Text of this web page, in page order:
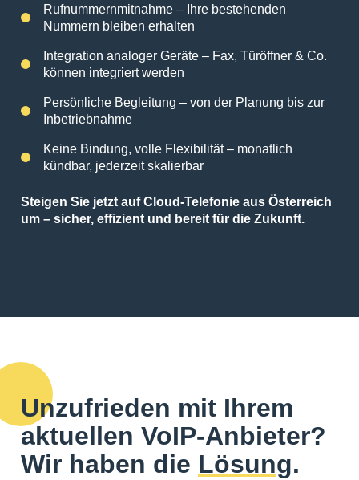
Rufnummernmitnahme – Ihre bestehenden
Nummern bleiben erhalten
Integration analoger Geräte – Fax, Türöffner & Co.
können integriert werden
Persönliche Begleitung – von der Planung bis zur
Inbetriebnahme
Keine Bindung, volle Flexibilität – monatlich
kündbar, jederzeit skalierbar
Steigen Sie jetzt auf Cloud-Telefonie aus Österreich
um – sicher, effizient und bereit für die Zukunft.
Unzufrieden mit Ihrem
aktuellen VoIP-Anbieter?
Wir haben die Lösung.